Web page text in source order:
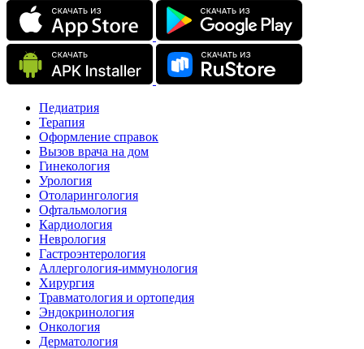
Педиатрия
Терапия
Оформление справок
Вызов врача на дом
Гинекология
Урология
Отоларингология
Офтальмология
Кардиология
Неврология
Гастроэнтерология
Аллергология-иммунология
Хирургия
Травматология и ортопедия
Эндокринология
Онкология
Дерматология